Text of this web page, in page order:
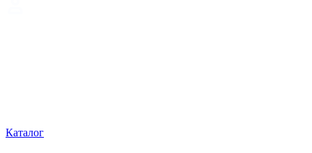
Каталог